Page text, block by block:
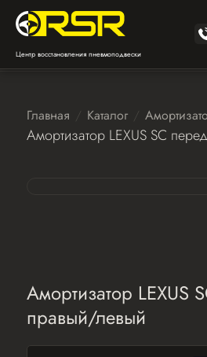
Центр восстановления пневмоподвески
Главная Каталог
Амортизатор LEXUS SC
Амортизатор LEXUS
правый/левый